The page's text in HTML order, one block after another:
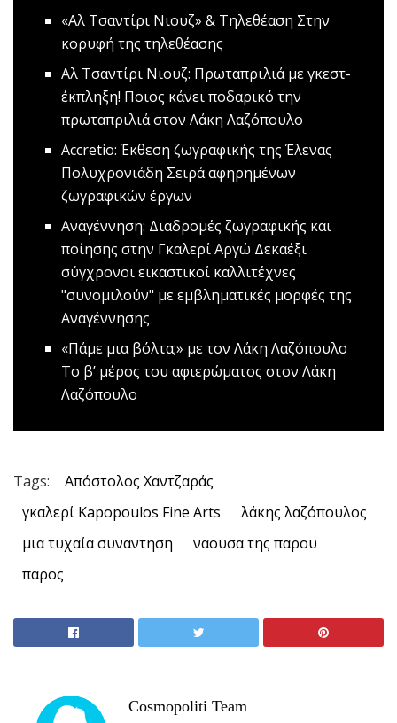
«Αλ Τσαντίρι Νιουζ» & Τηλεθέαση Στην
κορυφή της τηλεθέασης
Αλ Τσαντίρι Νιουζ: Πρωταπριλιά με γκεστ-
έκπληξη! Ποιος κάνει ποδαρικό την
πρωταπριλιά στον Λάκη Λαζόπουλο
Accretio: Έκθεση ζωγραφικής της Έλενας
Πολυχρονιάδη Σειρά αφηρημένων
ζωγραφικών έργων
Αναγέννηση: Διαδρομές ζωγραφικής και
ποίησης στην Γκαλερί Αργώ Δεκαέξι
σύγχρονοι εικαστικοί καλλιτέχνες
"συνομιλούν" με εμβληματικές μορφές της
Αναγέννησης
«Πάμε μια βόλτα;» με τον Λάκη Λαζόπουλο
Tο β’ μέρος του αφιερώματος στον Λάκη
Λαζόπουλο
Tags:
Απόστολος Χαντζαράς
γκαλερί Kapopoulos Fine Arts
λάκης λαζόπουλος
μια τυχαία συναντηση
ναουσα της παρου
παρος
Cosmopoliti Team